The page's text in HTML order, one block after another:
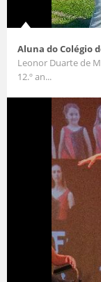
Aluna do Colégio
Leonor Duarte de
12.º an...